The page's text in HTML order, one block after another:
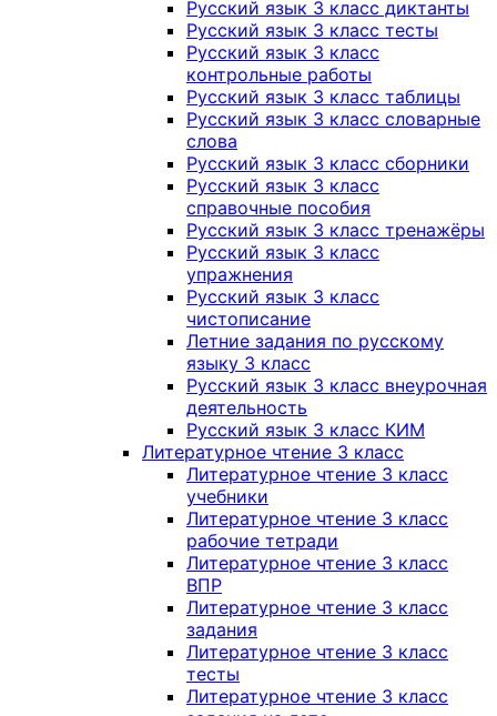
Русский язык 3 класс диктанты
Русский язык 3 класс тесты
Русский язык 3 класс
контрольные работы
Русский язык 3 класс таблицы
Русский язык 3 класс словарные
слова
Русский язык 3 класс сборники
Русский язык 3 класс
справочные пособия
Русский язык 3 класс тренажёры
Русский язык 3 класс
упражнения
Русский язык 3 класс
чистописание
Летние задания по русскому
языку 3 класс
Русский язык 3 класс внеурочная
деятельность
Русский язык 3 класс КИМ
Литературное чтение 3 класс
Литературное чтение 3 класс
учебники
Литературное чтение 3 класс
рабочие тетради
Литературное чтение 3 класс
ВПР
Литературное чтение 3 класс
задания
Литературное чтение 3 класс
тесты
Литературное чтение 3 класс